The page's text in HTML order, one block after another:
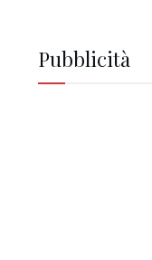
Pubblicità